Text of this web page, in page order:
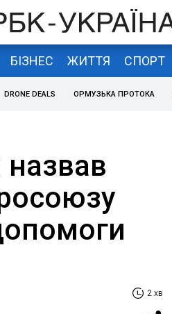
БІЗНЕС ЖИТТЯ СПОРТ
DRONE DEALS ОРМУЗЬКА ПРОТОКА
2 хв